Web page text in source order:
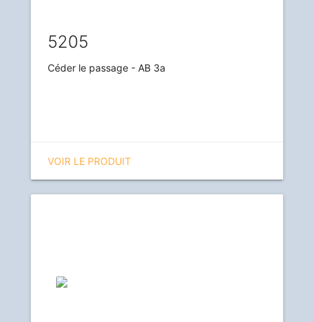
5205
Céder le passage - AB 3a
VOIR LE PRODUIT